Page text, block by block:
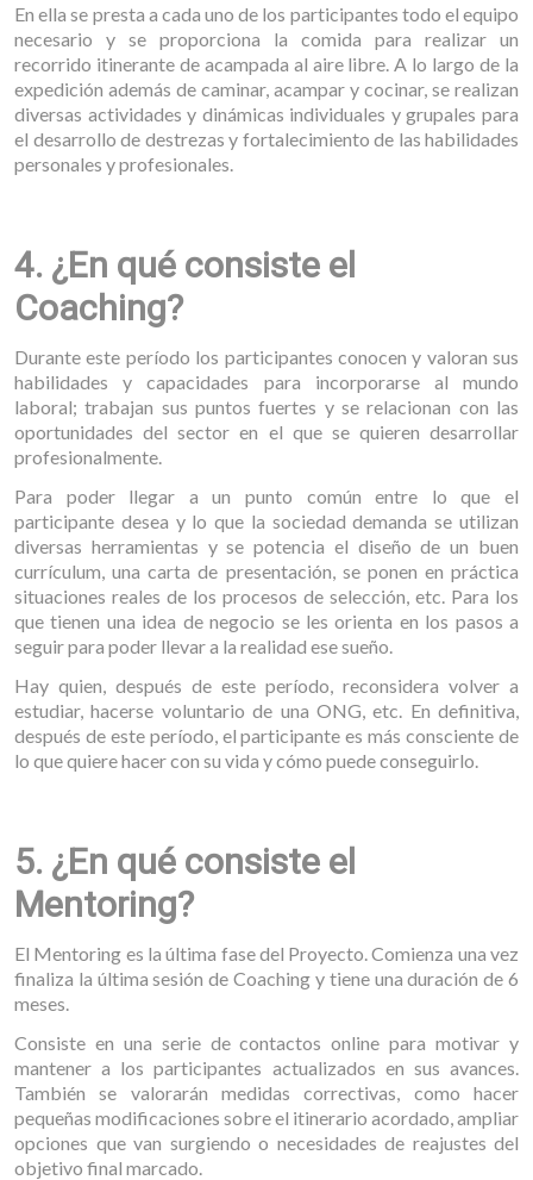
En ella se presta a cada uno de los participantes todo el equipo
necesario y se proporciona la comida para realizar un
recorrido itinerante de acampada al aire libre. A lo largo de la
expedición además de caminar, acampar y cocinar, se realizan
diversas actividades y dinámicas individuales y grupales para
el desarrollo de destrezas y fortalecimiento de las habilidades
personales y profesionales.
4. ¿En qué consiste el
Coaching?
Durante este período los participantes conocen y valoran sus
habilidades y capacidades para incorporarse al mundo
laboral; trabajan sus puntos fuertes y se relacionan con las
oportunidades del sector en el que se quieren desarrollar
profesionalmente.
Para poder llegar a un punto común entre lo que el
participante desea y lo que la sociedad demanda se utilizan
diversas herramientas y se potencia el diseño de un buen
currículum, una carta de presentación, se ponen en práctica
situaciones reales de los procesos de selección, etc. Para los
que tienen una idea de negocio se les orienta en los pasos a
seguir para poder llevar a la realidad ese sueño.
Hay quien, después de este período, reconsidera volver a
estudiar, hacerse voluntario de una ONG, etc. En definitiva,
después de este período, el participante es más consciente de
lo que quiere hacer con su vida y cómo puede conseguirlo.
5. ¿En qué consiste el
Mentoring?
El Mentoring es la última fase del Proyecto. Comienza una vez
finaliza la última sesión de Coaching y tiene una duración de 6
meses.
Consiste en una serie de contactos online para motivar y
mantener a los participantes actualizados en sus avances.
También se valorarán medidas correctivas, como hacer
pequeñas modificaciones sobre el itinerario acordado, ampliar
opciones que van surgiendo o necesidades de reajustes del
objetivo final marcado.